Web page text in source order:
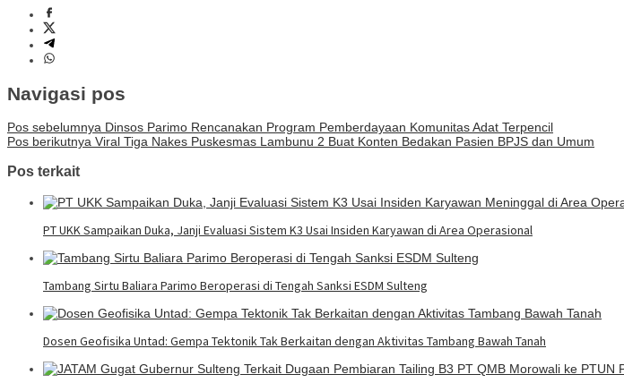
Navigasi pos
Pos sebelumnya Dinsos Parimo Rencanakan Program Pemberdayaan Komunitas Adat Terpencil
Pos berikutnya Viral Tiga Nakes Puskesmas Lambunu 2 Buat Konten Bedakan Pasien BPJS dan Umum
Pos terkait
PT UKK Sampaikan Duka, Janji Evaluasi Sistem K3 Usai Insiden Karyawan di Area Operasional
Tambang Sirtu Baliara Parimo Beroperasi di Tengah Sanksi ESDM Sulteng
Dosen Geofisika Untad: Gempa Tektonik Tak Berkaitan dengan Aktivitas Tambang Bawah Tanah